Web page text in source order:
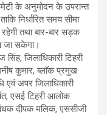
के अनुमोदन के उपरान्त
निर्धारित समय सीमा
तथा बार-बार सड़क
जा सकेगा।
जिलाधिकारी टिहरी
कुमार, ब्लाॅक प्रमुख
एवं अपर जिलाधिकारी
एसई टिहरी आलोक
दीपक मलिक, एससीजी